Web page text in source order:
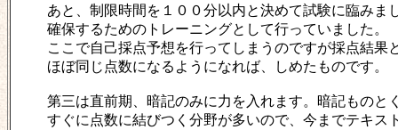
あと、制限時間を１００分以内と決めて試験に臨みま
確保するためのトレーニングとして行っていました。
ここで自己採点予想を行ってしまうのですが採点結果
ほぼ同じ点数になるようになれば、しめたものです。
第三は直前期、暗記のみに力を入れます。暗記ものと
すぐに点数に結びつく分野が多いので、今までテキス